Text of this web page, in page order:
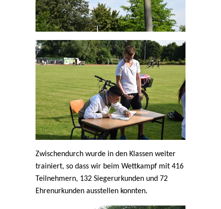
Zwischendurch wurde in den Klassen weiter
trainiert, so dass wir beim Wettkampf mit 416
Teilnehmern, 132 Siegerurkunden und 72
Ehrenurkunden ausstellen konnten.